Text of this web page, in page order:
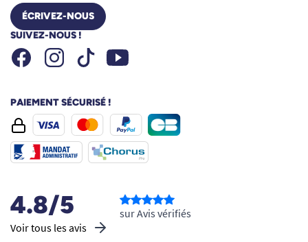
ÉCRIVEZ-NOUS
SUIVEZ-NOUS !
FacebookInstagramTiktok Youtube
PAIEMENT SÉCURISÉ !
4.8/5
Voir tous les avis
sur Avis vérifiés